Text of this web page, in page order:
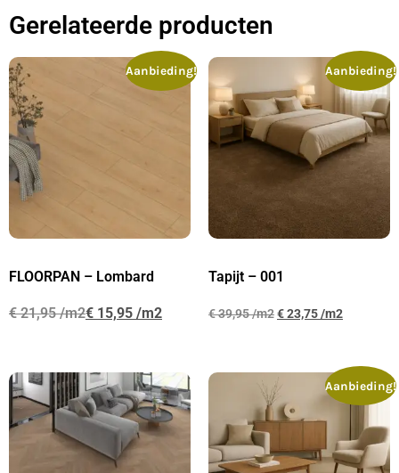
Gerelateerde producten
Aanbieding!
FLOORPAN – Lombard
€21,95 € 15,95
Aanbieding!
Tapijt – 001
€39,95 €23,75
Aanbieding!